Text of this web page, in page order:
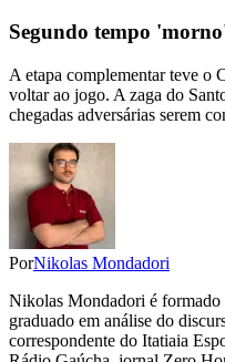
Segundo tempo
A etapa complementar teve o
voltar ao jogo. A zaga do
chegadas adversárias serem
PorNikolas Mondadori
Nikolas Mondadori é formado
graduado em análise do
correspondente do Itatiaia